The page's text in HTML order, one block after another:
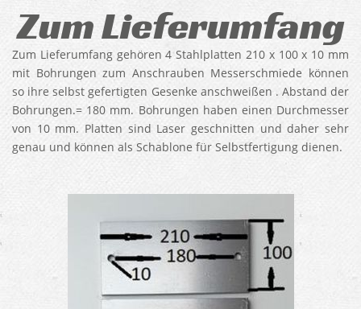
Zum Lieferumfang
Zum Lieferumfang gehören 4 Stahlplatten 210 x 100 x 10 mm
mit Bohrungen zum Anschrauben Messerschmiede können
so ihre selbst gefertigten Gesenke anschweißen . Abstand der
Bohrungen.= 180 mm. Bohrungen haben einen Durchmesser
von 10 mm. Platten sind Laser geschnitten und daher sehr
genau und können als Schablone für Selbstfertigung dienen.